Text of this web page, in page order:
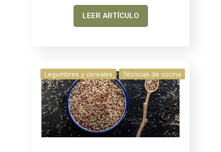
LEER ARTÍCULO
Legumbres y cereales Técnicas de cocina